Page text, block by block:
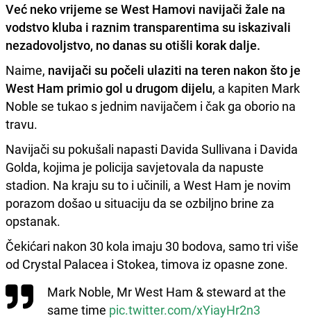
Već neko vrijeme se West Hamovi navijači žale na
vodstvo kluba i raznim transparentima su iskazivali
nezadovoljstvo, no danas su otišli korak dalje.
Naime, navijači su počeli ulaziti na teren nakon što je
West Ham primio gol u drugom dijelu, a kapiten Mark
Noble se tukao s jednim navijačem i čak ga oborio na
travu.
Navijači su pokušali napasti Davida Sullivana i Davida
Golda, kojima je policija savjetovala da napuste
stadion. Na kraju su to i učinili, a West Ham je novim
porazom došao u situaciju da se ozbiljno brine za
opstanak.
Čekićari nakon 30 kola imaju 30 bodova, samo tri više
od Crystal Palacea i Stokea, timova iz opasne zone.
Mark Noble, Mr West Ham & steward at the
same time pic.twitter.com/xYiayHr2n3